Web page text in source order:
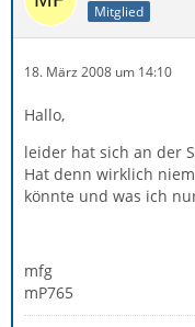
Mitglied
18. März 2008 um 14:10
Hallo,
leider hat sich an der
Hat denn wirklich
könnte und was ich
mfg
mP765